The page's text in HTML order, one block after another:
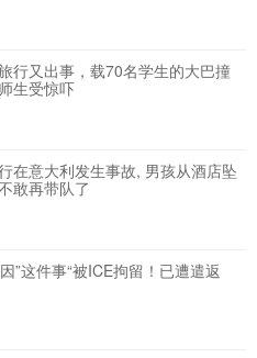
行又出事，载70名学生的大巴撞
生受惊吓
在意大利发生事故, 男孩从酒店坠
敢再带队了
”这件事“被ICE拘留！已遭遣返